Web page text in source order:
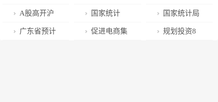
CPI同比上涨
1.8% 环比持平
司 超过七成是
民营企业
“广府味”最
浓！
股价暴跌，
2023年净利或
服务板块异动
拉升 中海油服
华尔街裁员风
暴也开始了
A股高开沪
指涨0.17%，
国家统计
局：2022年12
国家统计局
发布2022年12
广东省预计 促进电商集 规划投资8